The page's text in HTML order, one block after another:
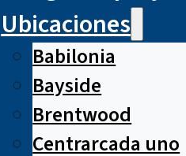
Ubicaciones
Babilonia
Bayside
Brentwood
Centrarcada uno